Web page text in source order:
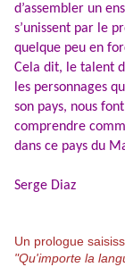
d’assembler un
s’unissent par le
quelque peu en
Cela dit, le talent
les personnages
son pays, nous
comprendre
dans ce pays du
Serge Diaz
Un prologue
"Qu'importe la